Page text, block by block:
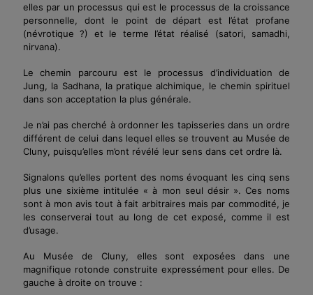
elles par un processus qui est le processus de la croissance
personnelle, dont le point de départ est l’état profane
(névrotique ?) et le terme l’état réalisé (satori, samadhi,
nirvana).
Le chemin parcouru est le processus d’individuation de
Jung, la Sadhana, la pratique alchimique, le chemin spirituel
dans son acceptation la plus générale.
Je n’ai pas cherché à ordonner les tapisseries dans un ordre
différent de celui dans lequel elles se trouvent au Musée de
Cluny, puisqu’elles m’ont révélé leur sens dans cet ordre là.
Signalons qu’elles portent des noms évoquant les cinq sens
plus une sixième intitulée « à mon seul désir ». Ces noms
sont à mon avis tout à fait arbitraires mais par commodité, je
les conserverai tout au long de cet exposé, comme il est
d’usage.
Au Musée de Cluny, elles sont exposées dans une
magnifique rotonde construite expressément pour elles. De
gauche à droite on trouve :